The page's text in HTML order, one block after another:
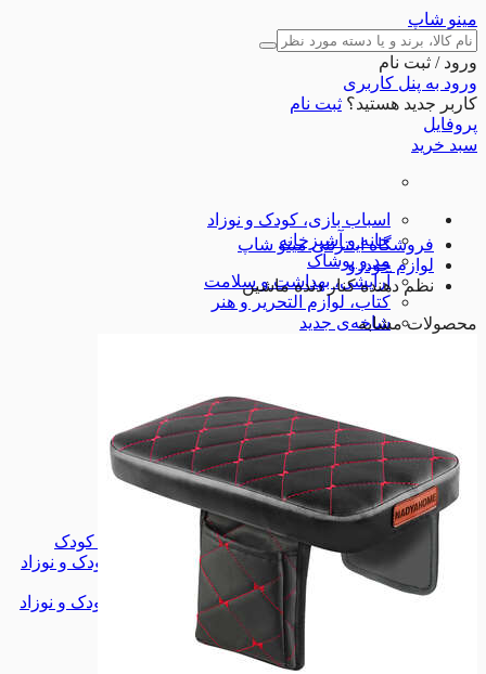
مینو شاپ
ورود / ثبت نام
ورود به پنل کاربری
کاربر جدید هستید؟ ثبت نام
پروفایل
سبد خرید
اسباب بازی، کودک و نوزاد
خانه و آشپزخانه
مد و پوشاک
آرایشی، بهداشت و سلامت
کتاب، لوازم التحریر و هنر
شاخه‌ی جدید
تجهیزات ورزشی
شگفت انگیزها
بهداشت و حمام بهداشت و حمام
لوازم نگهداری کودک
لوازم نگهداری کودک
همه دسته بندی های اسباب بازی، کودک و نوزاد
اسباب بازی، کودک و نوزاد
اسباب بازی، کودک و نوزاد
خواب و حمام
خواب و حمام
لوازم خواب لوازم خواب
دکوراتیو دکوراتیو
فروشگاه اینترنتی مینو شاپ
لوازم خودرو
نظم دهنده کنار دنده ماشین
محصولات مشابه